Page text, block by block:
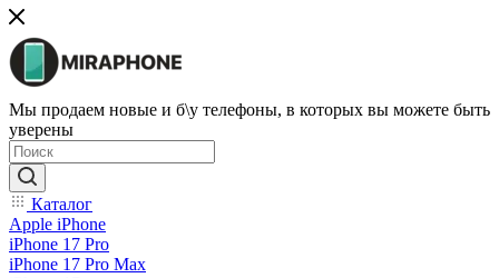
Мы продаем новые и б\у телефоны, в которых вы можете быть
уверены
Каталог
Apple iPhone
iPhone 17 Pro
iPhone 17 Pro Max